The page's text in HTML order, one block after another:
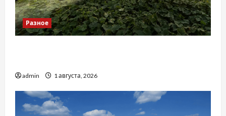
Разное
admin 1 августа, 2026